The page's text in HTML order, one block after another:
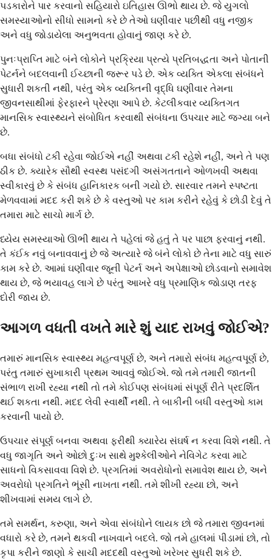
પડકારોને પાર કરવાનો સહિયારો ઇતિહાસ ઊભો થાય છે. જે યુગલો
સમસ્યાઓનો સીધો સામનો કરે છે તેઓ ઘણીવાર પછીથી વધુ નજીક
અને વધુ જોડાયેલા અનુભવતા હોવાનું જાણ કરે છે.
પુનઃપ્રાપ્તિ માટે બંને લોકોને પ્રક્રિયા પ્રત્યે પ્રતિબદ્ધતા અને પોતાની
પેટર્નને બદલવાની ઈચ્છાની જરૂર પડે છે. એક વ્યક્તિ એકલા સંબંધને
સુધારી શકતી નથી, પરંતુ એક વ્યક્તિની વૃદ્ધિ ઘણીવાર તેમના
જીવનસાથીમાં ફેરફારને પ્રેરણા આપે છે. કેટલીકવાર વ્યક્તિગત
માનસિક સ્વાસ્થ્યને સંબોધિત કરવાથી સંબંધના ઉપચાર માટે જગ્યા બને
છે.
બધા સંબંધો ટકી રહેવા જોઈએ નહીં અથવા ટકી રહેશે નહીં, અને તે પણ
ઠીક છે. ક્યારેક સૌથી સ્વસ્થ પસંદગી અસંગતતાને ઓળખવી અથવા
સ્વીકારવું છે કે સંબંધ હાનિકારક બની ગયો છે. સારવાર તમને સ્પષ્ટતા
મેળવવામાં મદદ કરી શકે છે કે વસ્તુઓ પર કામ કરીને રહેવું કે છોડી દેવું તે
તમારા માટે સાચો માર્ગ છે.
ધ્યેય સમસ્યાઓ ઊભી થાય તે પહેલાં જે હતું તે પર પાછા ફરવાનું નથી.
તે કંઈક નવું બનાવવાનું છે જે અત્યારે જે બંને લોકો છે તેના માટે વધુ સારું
કામ કરે છે. આમાં ઘણીવાર જૂની પેટર્ન અને અપેક્ષાઓ છોડવાનો સમાવેશ
થાય છે, જે ભયાવહ લાગે છે પરંતુ આખરે વધુ પ્રમાણિક જોડાણ તરફ
દોરી જાય છે.
આગળ વધતી વખતે મારે શું યાદ રાખવું જોઈએ?
તમારું માનસિક સ્વાસ્થ્ય મહત્વપૂર્ણ છે, અને તમારો સંબંધ મહત્વપૂર્ણ છે,
પરંતુ તમારું સુખાકારી પ્રથમ આવવું જોઈએ. જો તમે તમારી જાતની
સંભાળ રાખી રહ્યા નથી તો તમે કોઈપણ સંબંધમાં સંપૂર્ણ રીતે પ્રદર્શિત
થઈ શકતા નથી. મદદ લેવી સ્વાર્થી નથી. તે બાકીની બધી વસ્તુઓ કામ
કરવાની પાયો છે.
ઉપચાર સંપૂર્ણ બનવા અથવા ફરીથી ક્યારેય સંઘર્ષ ન કરવા વિશે નથી. તે
વધુ જાગૃતિ અને ઓછો દુઃખ સાથે મુશ્કેલીઓને નેવિગેટ કરવા માટે
સાધનો વિકસાવવા વિશે છે. પ્રગતિમાં અવરોધોનો સમાવેશ થાય છે, અને
અવરોધો પ્રગતિને ભૂંસી નાખતા નથી. તમે શીખી રહ્યા છો, અને
શીખવામાં સમય લાગે છે.
તમે સમર્થન, કરુણા, અને એવા સંબંધોને લાયક છો જે તમારા જીવનમાં
વધારો કરે છે, તમને થકવી નાખવાને બદલે. જો તમે હાલમાં પીડામાં છો, તો
કૃપા કરીને જાણો કે સાચી મદદથી વસ્તુઓ ખરેખર સુધરી શકે છે.